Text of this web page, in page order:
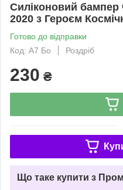
Силіконовий бампер
2020 з Героєм
Готово до відправки
Код: A7 Бо
Роздріб
230 ₴
Що таке купити з